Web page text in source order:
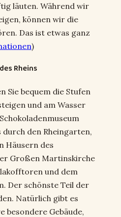
läuten. Während wir
können wir die
Das ist etwas ganz
)
Rheins
Sie bequem die Stufen
und am Wasser
durch den Rheingarten,
Häusern des
Großen Martinskirche
und dem
Der schönste Teil der
Natürlich gibt es
besondere Gebäude,